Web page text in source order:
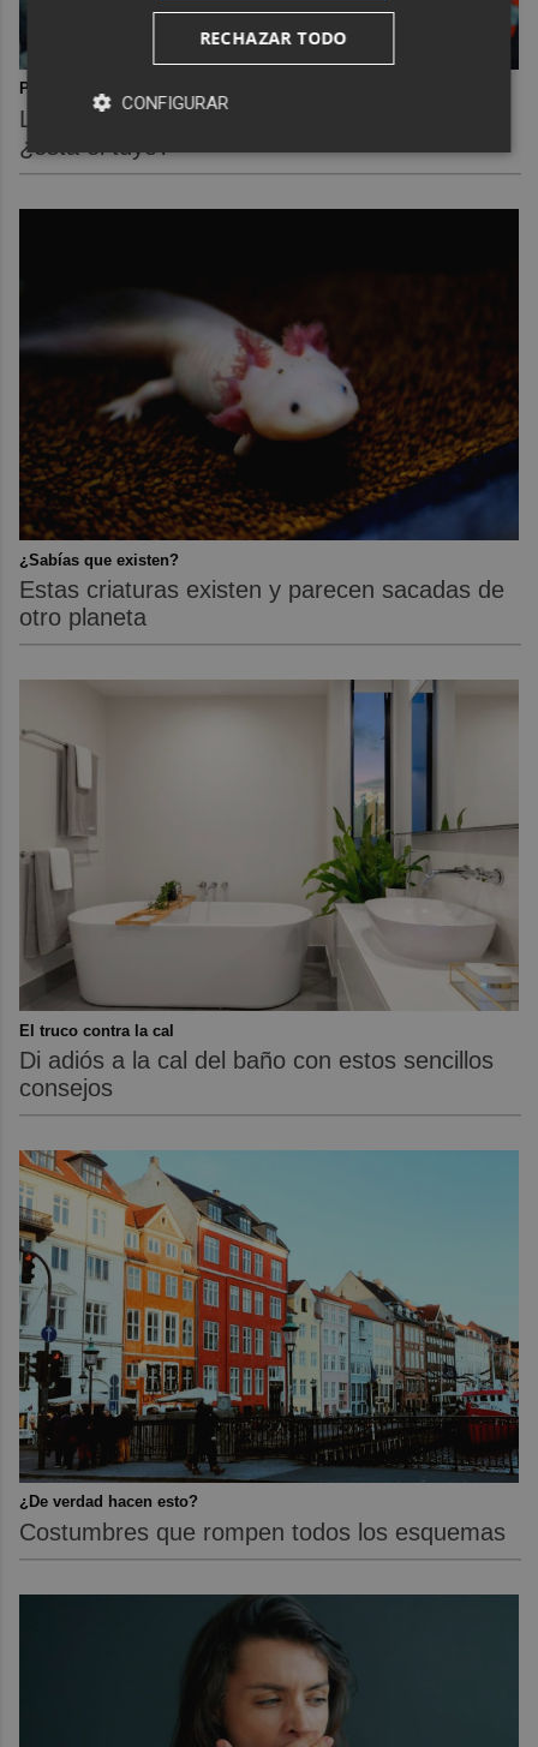
Pasaportes que abren puertas
Los pasaportes más poderosos del mundo,
¿está el tuyo?
¿Sabías que existen?
Estas criaturas existen y parecen sacadas de
otro planeta
El truco contra la cal
Di adiós a la cal del baño con estos sencillos
consejos
¿De verdad hacen esto?
Costumbres que rompen todos los esquemas
RECHAZAR TODO
CONFIGURAR